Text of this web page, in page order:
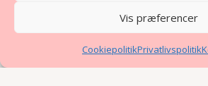
Vis præferencer
CookiepolitikPrivatlivspolitik